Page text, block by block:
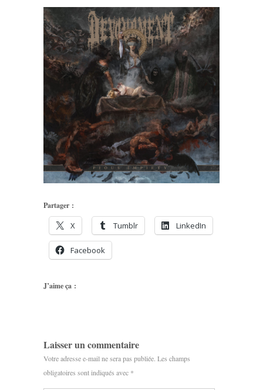
Partager :
X Tumblr LinkedIn
Facebook
J’aime ça :
Laisser un commentaire
Votre adresse e-mail ne sera pas publiée. Les champs
obligatoires sont indiqués avec *